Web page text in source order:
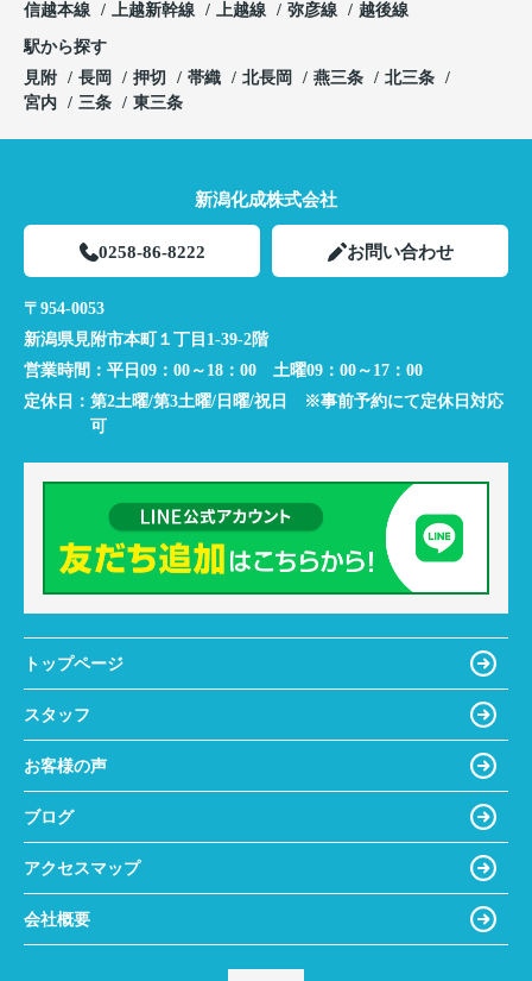
信越本線
上越新幹線 上越線 弥彦線 越後線
駅から探す
見附
長岡 押切 帯織 北長岡 燕三条
北三条
宮内
三条 東三条
新潟化成株式会社
0258-86-8222 お問い合わせ
〒954-0053
新潟県見附市本町１丁目1-39-2階
営業時間： 平日09：00～18：00 土曜09：00～17：00
定休日： 第2土曜/第3土曜/日曜/祝日 ※事前予約にて定休日対応
可
トップページ
スタッフ
お客様の声
ブログ
アクセスマップ
会社概要